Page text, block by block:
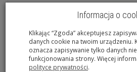
Informacja o
Klikając “Zgoda” akceptujesz
danych cookie na twoim urządzeniu.
oznacza zapisywanie tylko danych
funkcjonowania strony. Więcej
polityce prywatności.